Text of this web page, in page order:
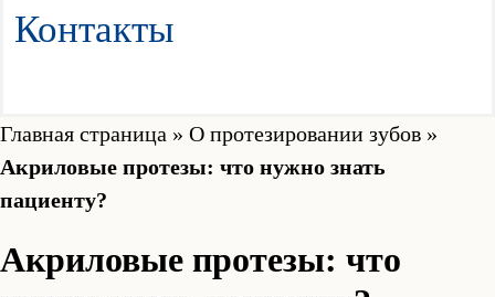
Контакты
Главная страница » О протезировании зубов »
Акриловые протезы: что нужно знать
пациенту?
Акриловые протезы: что